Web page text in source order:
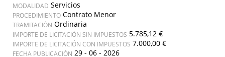
MODALIDAD Servicios
PROCEDIMIENTO Contrato Menor
TRAMITACIÓN Ordinaria
IMPORTE DE LICITACIÓN SIN IMPUESTOS 5.785,12 €
IMPORTE DE LICITACIÓN CON IMPUESTOS 7.000,00 €
FECHA PUBLICACIÓN 29 - 06 - 2026